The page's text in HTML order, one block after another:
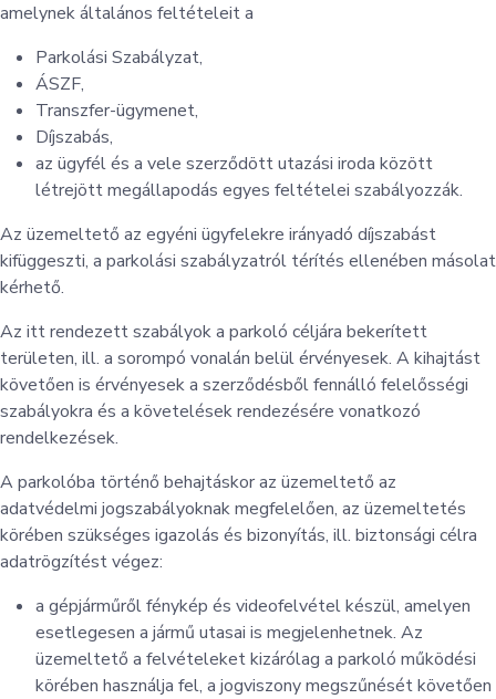
amelynek általános feltételeit a
Parkolási Szabályzat,
ÁSZF,
Transzfer-ügymenet,
Díjszabás,
az ügyfél és a vele szerződött utazási iroda között
létrejött megállapodás egyes feltételei szabályozzák.
Az üzemeltető az egyéni ügyfelekre irányadó díjszabást
kifüggeszti, a parkolási szabályzatról térítés ellenében másolat
kérhető.
Az itt rendezett szabályok a parkoló céljára bekerített
területen, ill. a sorompó vonalán belül érvényesek. A kihajtást
követően is érvényesek a szerződésből fennálló felelősségi
szabályokra és a követelések rendezésére vonatkozó
rendelkezések.
A parkolóba történő behajtáskor az üzemeltető az
adatvédelmi jogszabályoknak megfelelően, az üzemeltetés
körében szükséges igazolás és bizonyítás, ill. biztonsági célra
adatrögzítést végez:
a gépjárműről fénykép és videofelvétel készül, amelyen
esetlegesen a jármű utasai is megjelenhetnek. Az
üzemeltető a felvételeket kizárólag a parkoló működési
körében használja fel, a jogviszony megszűnését követően